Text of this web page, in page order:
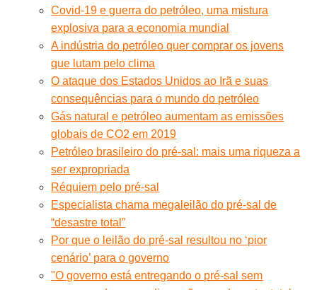
Covid-19 e guerra do petróleo, uma mistura
explosiva para a economia mundial
A indústria do petróleo quer comprar os jovens
que lutam pelo clima
O ataque dos Estados Unidos ao Irã e suas
consequências para o mundo do petróleo
Gás natural e petróleo aumentam as emissões
globais de CO2 em 2019
Petróleo brasileiro do pré-sal: mais uma riqueza a
ser expropriada
Réquiem pelo pré-sal
Especialista chama megaleilão do pré-sal de
“desastre total”
Por que o leilão do pré-sal resultou no ‘pior
cenário’ para o governo
"O governo está entregando o pré-sal sem